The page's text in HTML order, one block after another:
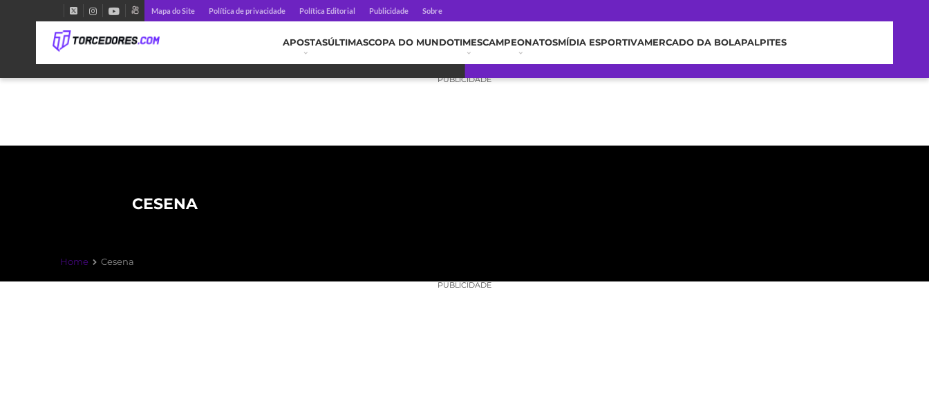
Mapa do Site Política de privacidade Política Editorial Publicidade Sobre
APOSTASÚLTIMASCOPA DO MUNDOTIMESCAMPEONATOSMÍDIA ESPORTIVAMERCADO DA BOLAPALPITES
PUBLICIDADE
Home Cesena
CESENA
PUBLICIDADE